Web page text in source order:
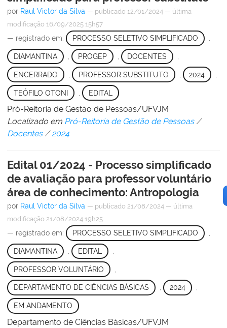
por Raul Victor da Silva — publicado 12/01/2024 — última
modificação 16/09/2025 15h57
— registrado em: PROCESSO SELETIVO SIMPLIFICADO ,
DIAMANTINA PROGEP DOCENTES
ENCERRADO PROFESSOR SUBSTITUTO 2024
TEÓFILO OTONI EDITAL
Pró-Reitoria de Gestão de Pessoas/UFVJM
Localizado em Pró-Reitoria de Gestão de Pessoas /
Docentes /2024
Edital 01/2024 - Processo simplificado
de avaliação para professor voluntário
área de conhecimento: Antropologia
por Raul Victor da Silva — publicado 21/08/2024 — última
modificação 21/08/2024 19h25
— registrado em: PROCESSO SELETIVO SIMPLIFICADO ,
DIAMANTINA EDITAL
PROFESSOR VOLUNTÁRIO
DEPARTAMENTO DE CIÊNCIAS BÁSICAS , 2024 ,
EM ANDAMENTO
Departamento de Ciências Básicas/UFVJM